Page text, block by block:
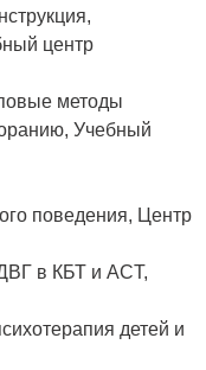
центр
методы
Учебный
поведения, Центр
в КБТ и ACT,
детей и